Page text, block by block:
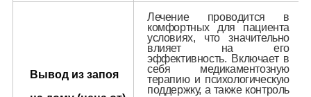
Вывод из запоя
Лечение проводится в
комфортных для пациента
условиях, что значительно
влияет на его
эффективность. Включает в
себя медикаментозную
терапию и психологическую
поддержку, а также контроль